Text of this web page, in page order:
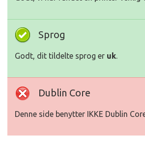
Sprog
Godt, dit tildelte sprog er uk.
Dublin Core
Denne side benytter IKKE Dublin